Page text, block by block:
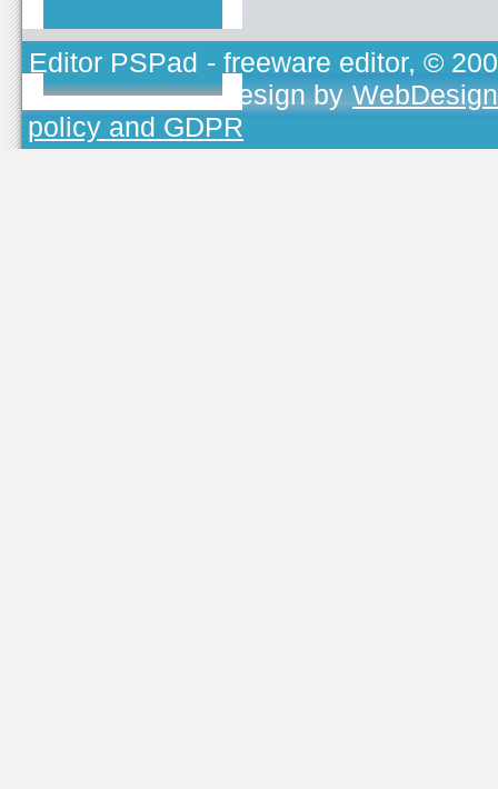
Editor PSPad - freeware editor, ©
TOJEONO.CZ, design by
policy and GDPR